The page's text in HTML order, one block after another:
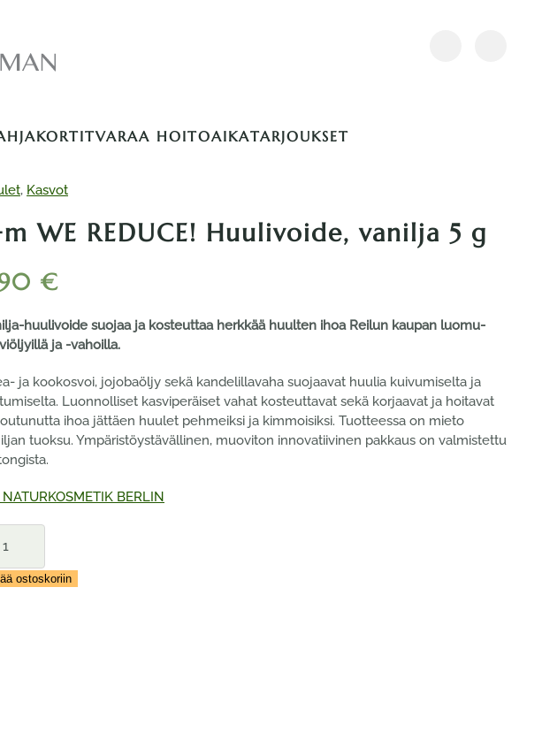
VARAA HOITOAIKATARJOUKSET
, Kasvot
WE REDUCE! Huulivoide, vanilja 5 g
€
huulivoide suojaa ja kosteuttaa herkkää huulten ihoa Reilun kaupan luomu-
ja -vahoilla.
ja kookosvoi, jojobaöljy sekä kandelillavaha suojaavat huulia kuivumiselta ja
Luonnolliset kasviperäiset vahat kosteuttavat sekä korjaavat ja hoitavat
ihoa jättäen huulet pehmeiksi ja kimmoisiksi. Tuotteessa on mieto
tuoksu. Ympäristöystävällinen, muoviton innovatiivinen pakkaus on valmistettu
NATURKOSMETIK BERLIN
ostoskoriin